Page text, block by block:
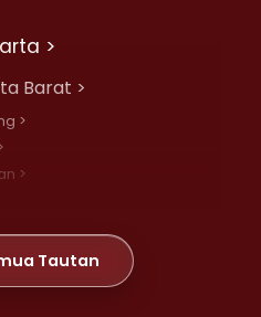
>
Barat >
>
>
Tautan